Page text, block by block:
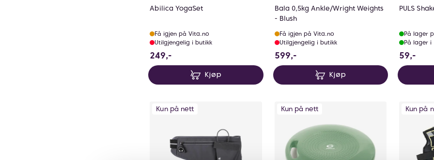
Abilica YogaSet
Få igjen på Vita.no
Utilgjengelig i butikk
249,-
Kjøp
Bala 0,5kg Ankle/Wright Weights
- Blush
Få igjen på Vita.no
Utilgjengelig i butikk
599,-599 NOK
Kjøp
PULS
På lager
På lager i
59,-
Kun på nett Kun på nett Kun på